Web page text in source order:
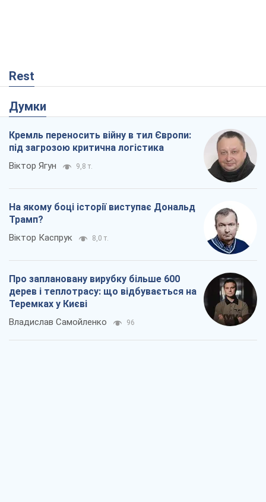
Rest
Думки
Кремль переносить війну в тил Європи:
під загрозою критична логістика
Віктор Ягун 9,8 т.
На якому боці історії виступає Дональд
Трамп?
Віктор Каспрук 8,0 т.
Про заплановану вирубку більше 600
дерев і теплотрасу: що відбувається на
Теремках у Києві
Владислав Самойленко 96